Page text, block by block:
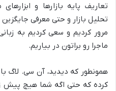
تعاریف پایه بازارها و
تحلیل بازار و حتی معرفی
مرور کردیم و سعی کردیم به
ماجرا رو براتون در بیاریم.
همونطور که دیدید، آن سی. لاگ با
کرده که حتی اگه شما هیچ پیش